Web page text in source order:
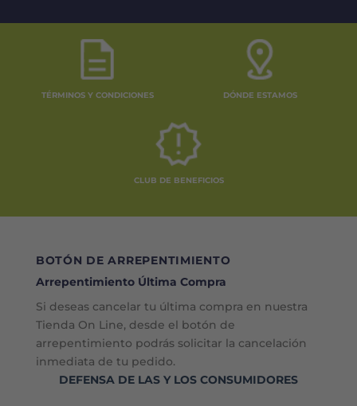
TÉRMINOS Y CONDICIONES DÓNDE ESTAMOS
CLUB DE BENEFICIOS
BOTÓN DE ARREPENTIMIENTO
Arrepentimiento Última Compra
Si deseas cancelar tu última compra en nuestra
Tienda On Line, desde el botón de
arrepentimiento podrás solicitar la cancelación
inmediata de tu pedido.
DEFENSA DE LAS Y LOS CONSUMIDORES